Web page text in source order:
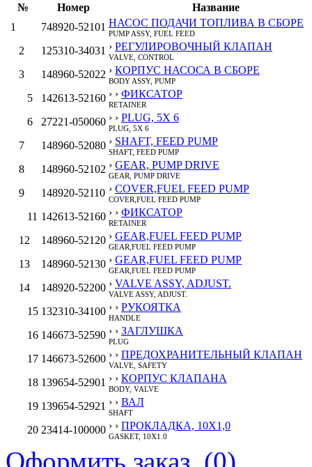
№
Номер
Название
1
748920-52101 НАСОС ПОДАЧИ ТОПЛИВА В СБОРЕ
PUMP ASSY, FUEL FEED
2 125310-34031 › РЕГУЛИРОВОЧНЫЙ КЛАПАН
VALVE, CONTROL
3 148960-52022 › КОРПУС НАСОСА В СБОРЕ
BODY ASSY, PUMP
5 142613-52160 › › ФИКСАТОР
RETAINER
6 27221-050060 › › PLUG, 5X 6
PLUG, 5X 6
7 148960-52080 › SHAFT, FEED PUMP
SHAFT, FEED PUMP
8 148960-52102 › GEAR, PUMP DRIVE
GEAR, PUMP DRIVE
9 148920-52110 › COVER,FUEL FEED PUMP
COVER,FUEL FEED PUMP
11 142613-52160 › › ФИКСАТОР
RETAINER
12 148960-52120 › GEAR,FUEL FEED PUMP
GEAR,FUEL FEED PUMP
13 148960-52130 › GEAR,FUEL FEED PUMP
GEAR,FUEL FEED PUMP
14 148920-52200 › VALVE ASSY, ADJUST.
VALVE ASSY, ADJUST.
15 132310-34100 › › РУКОЯТКА
HANDLE
16 146673-52590 › › ЗАГЛУШКА
PLUG
17 146673-52600 › › ПРЕДОХРАНИТЕЛЬНЫЙ КЛАПАН
VALVE, SAFETY
18 139654-52901 › › КОРПУС КЛАПАНА
BODY, VALVE
19 139654-52921 › › ВАЛ
SHAFT
20 23414-100000 › › ПРОКЛАДКА, 10X1,0
GASKET, 10X1.0
21 ПРОКЛАДКА, 18X1,0
GASKET, 18X1.0
Оформить заказ (0)